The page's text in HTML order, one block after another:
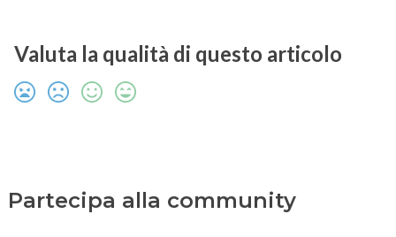
Valuta la qualità di questo articolo
Partecipa alla community